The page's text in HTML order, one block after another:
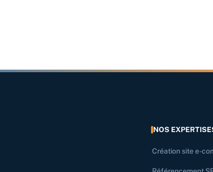
NOS
Création site e-